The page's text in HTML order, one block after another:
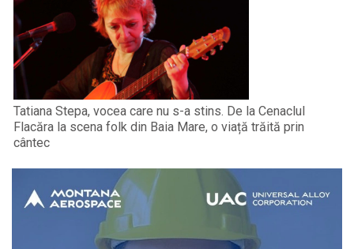
Tatiana Stepa, vocea care nu s-a stins. De la Cenaclul
Flacăra la scena folk din Baia Mare, o viață trăită prin
cântec